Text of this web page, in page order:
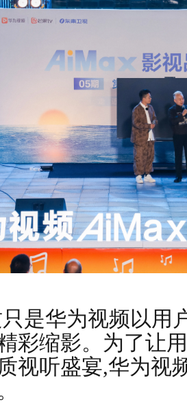
是华为视频以用
彩缩影。为了让
视听盛宴,华为视